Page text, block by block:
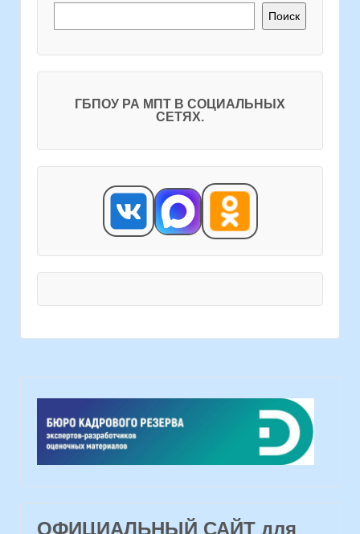
Поиск
ГБПОУ РА МПТ В СОЦИАЛЬНЫХ
СЕТЯХ.
ОФИЦИАЛЬНЫЙ САЙТ для